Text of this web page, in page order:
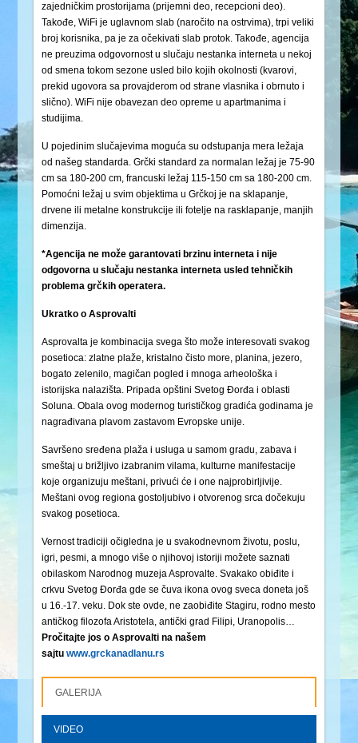
zajedničkim prostorijama (prijemni deo, recepcioni deo).
Takođe, WiFi je uglavnom slab (naročito na ostrvima), trpi veliki
broj korisnika, pa je za očekivati slab protok. Takođe, agencija
ne preuzima odgovornost u slučaju nestanka interneta u nekoj
od smena tokom sezone usled bilo kojih okolnosti (kvarovi,
prekid ugovora sa provajderom od strane vlasnika i obrnuto i
slično). WiFi nije obavezan deo opreme u apartmanima i
studijima.
U pojedinim slučajevima moguća su odstupanja mera ležaja
od našeg standarda. Grčki standard za normalan ležaj je 75-90
cm sa 180-200 cm, francuski ležaj 115-150 cm sa 180-200 cm.
Pomoćni ležaj u svim objektima u Grčkoj je na sklapanje,
drvene ili metalne konstrukcije ili fotelje na rasklapanje, manjih
dimenzija.
*Agencija ne može garantovati brzinu interneta i nije
odgovorna u slučaju nestanka interneta usled tehničkih
problema grčkih operatera.
Ukratko o Asprovalti
Asprovalta je kombinacija svega što može interesovati svakog
posetioca: zlatne plaže, kristalno čisto more, planina, jezero,
bogato zelenilo, magičan pogled i mnoga arheološka i
istorijska nalazišta. Pripada opštini Svetog Đorđa i oblasti
Soluna. Obala ovog modernog turističkog gradića godinama je
nagrađivana plavom zastavom Evropske unije.
Savršeno sređena plaža i usluga u samom gradu, zabava i
smeštaj u brižljivo izabranim vilama, kulturne manifestacije
koje organizuju meštani, privući će i one najprobirljivije.
Meštani ovog regiona gostoljubivo i otvorenog srca dočekuju
svakog posetioca.
Vernost tradiciji očigledna je u svakodnevnom životu, poslu,
igri, pesmi, a mnogo više o njihovoj istoriji možete saznati
obilaskom Narodnog muzeja Asprovalte. Svakako obiđite i
crkvu Svetog Đorđa gde se čuva ikona ovog sveca doneta još
u 16.-17. veku. Dok ste ovde, ne zaobiđite Stagiru, rodno mesto
antičkog filozofa Aristotela, antički grad Filipi, Uranopolis…
Pročitajte jos o Asprovalti na našem
sajtuwww.grckanadlanu.rs
GALERIJA
VIDEO